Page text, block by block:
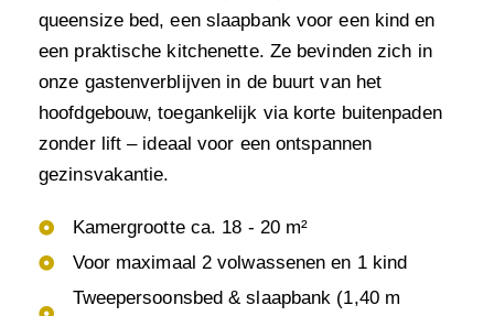
queensize bed, een slaapbank voor een kind en
een praktische kitchenette. Ze bevinden zich in
onze gastenverblijven in de buurt van het
hoofdgebouw, toegankelijk via korte buitenpaden
zonder lift – ideaal voor een ontspannen
gezinsvakantie.
Kamergrootte ca. 18 - 20 m²
Voor maximaal 2 volwassenen en 1 kind
Tweepersoonsbed & slaapbank (1,40 m